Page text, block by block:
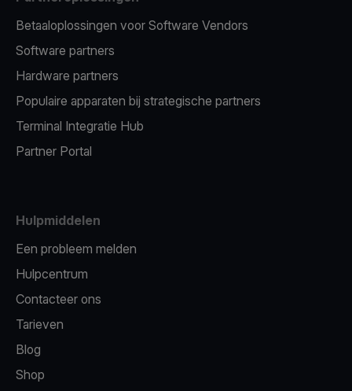
Betaaloplossingen voor Software Vendors
Software partners
Hardware partners
Populaire apparaten bij strategische partners
Terminal Integratie Hub
Partner Portal
Hulpmiddelen
Een probleem melden
Hulpcentrum
Contacteer ons
Tarieven
Blog
Shop